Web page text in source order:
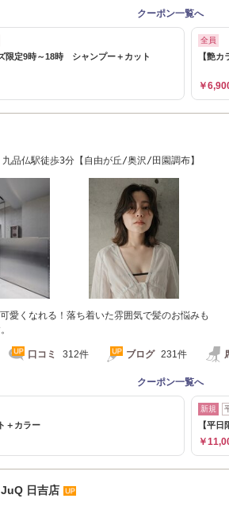
クーポン一覧へ
限定9時～18時 シャンプー＋カット
全員
【艶
￥
品仏駅徒歩3分【自由が丘/奥沢/田園調布】
愛くなれる！落ち着いた雰囲気で髪のお悩みも
口コミ 312件 ブログ 231件
クーポン一覧へ
＋カラー
新規
【平
￥
日吉店